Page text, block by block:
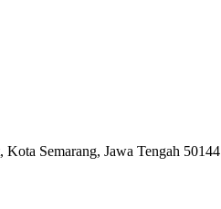
Semarang, Jawa Tengah 50144